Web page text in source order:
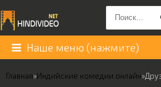
Наше меню (нажмите)
Главная»Индийские комедии онлайн»